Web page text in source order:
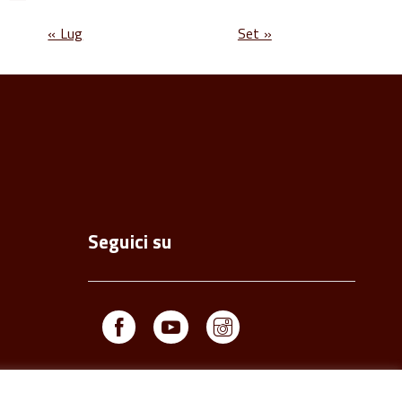
« Lug
Set »
Seguici su
Facebook Youtube